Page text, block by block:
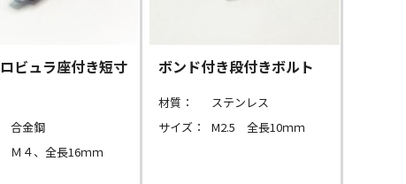
ビュラ座付き短寸
合金鋼
Ｍ４、全長16ｍｍ
ボンド付き段付きボルト
材質：
ステンレス
サイズ：
M2.5 全長10ｍｍ